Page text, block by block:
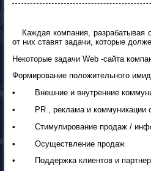
Каждая компания, разрабатывая
от них ставят задачи, которые
Некоторые задачи Web -сайта
Формирование положительного
• Внешние и внутренние
• PR , реклама и коммуникации с
• Стимулирование продаж /
• Осуществление продаж
• Поддержка клиентов и